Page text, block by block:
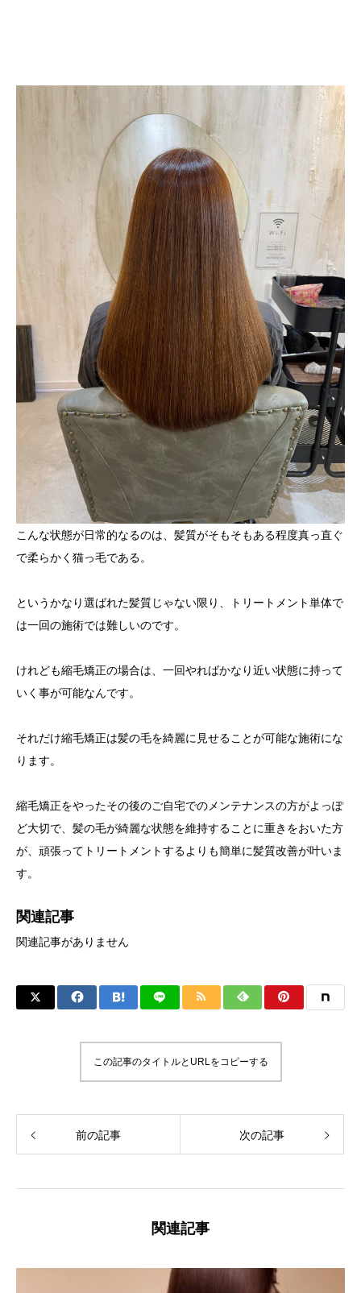
こんな状態が日常的なるのは、髪質がそもそもある程度真っ直ぐ
で柔らかく猫っ毛である。
というかなり選ばれた髪質じゃない限り、トリートメント単体で
は一回の施術では難しいのです。
けれども縮毛矯正の場合は、一回やればかなり近い状態に持って
いく事が可能なんです。
それだけ縮毛矯正は髪の毛を綺麗に見せることが可能な施術にな
ります。
縮毛矯正をやったその後のご自宅でのメンテナンスの方がよっぽ
ど大切で、髪の毛が綺麗な状態を維持することに重きをおいた方
が、頑張ってトリートメントするよりも簡単に髪質改善が叶いま
す。
関連記事
関連記事がありません
この記事のタイトルとURLをコピーする
前の記事 次の記事
関連記事